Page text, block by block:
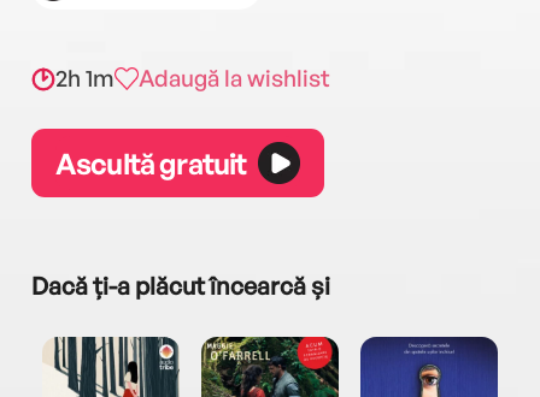
2h 1m Adaugă la wishlist
Ascultă gratuit
Dacă ți-a plăcut încearcă și